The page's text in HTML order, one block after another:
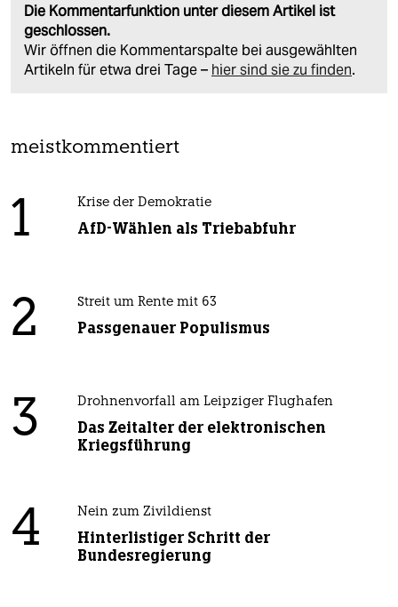
Die Kommentarfunktion unter diesem Artikel ist
geschlossen.
Wir öffnen die Kommentarspalte bei ausgewählten
Artikeln für etwa drei Tage – hier sind sie zu finden.
meistkommentiert
1 Krise der Demokratie
AfD-Wählen als Triebabfuhr
2 Streit um Rente mit 63
Passgenauer Populismus
3 Drohnenvorfall am Leipziger Flughafen
Das Zeitalter der elektronischen
Kriegsführung
4 Nein zum Zivildienst
Hinterlistiger Schritt der
Bundesregierung